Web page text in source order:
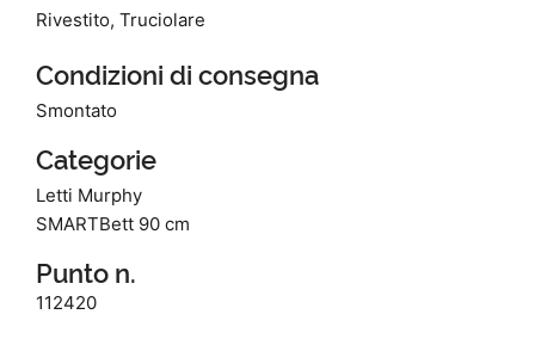
Rivestito, Truciolare
Condizioni di consegna
Smontato
Categorie
Letti Murphy
SMARTBett 90 cm
Punto n.
112420